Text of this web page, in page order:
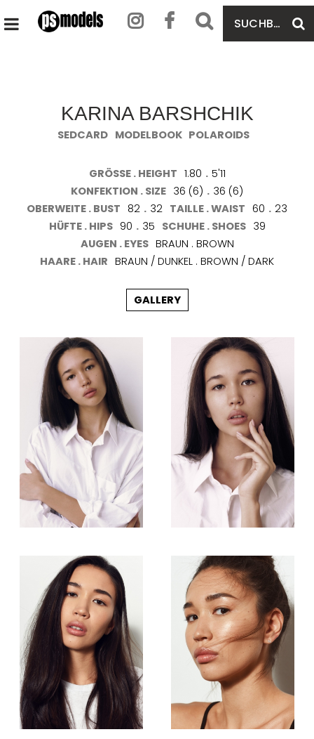
SUCHBEGRIFF
EINGEBEN
HAUPTMENÜ
KARINA BARSHCHIK
SEDCARD MODELBOOK POLAROIDS
GRÖSSE . HEIGHT 1.80 . 5'11
KONFEKTION . SIZE 36 (6) . 36 (6)
OBERWEITE . BUST 82 . 32 TAILLE . WAIST 60 . 23
HÜFTE . HIPS 90 . 35 SCHUHE . SHOES 39
AUGEN . EYES BRAUN . BROWN
HAARE . HAIR BRAUN / DUNKEL . BROWN / DARK
GALLERY